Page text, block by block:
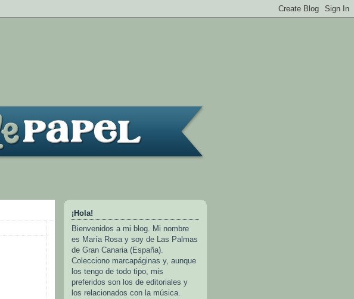
¡Hola!
Bienvenidos a mi blog. Mi nombre
es María Rosa y soy de Las Palmas
de Gran Canaria (España).
Colecciono marcapáginas y, aunque
los tengo de todo tipo, mis
preferidos son los de editoriales y
los relacionados con la música.